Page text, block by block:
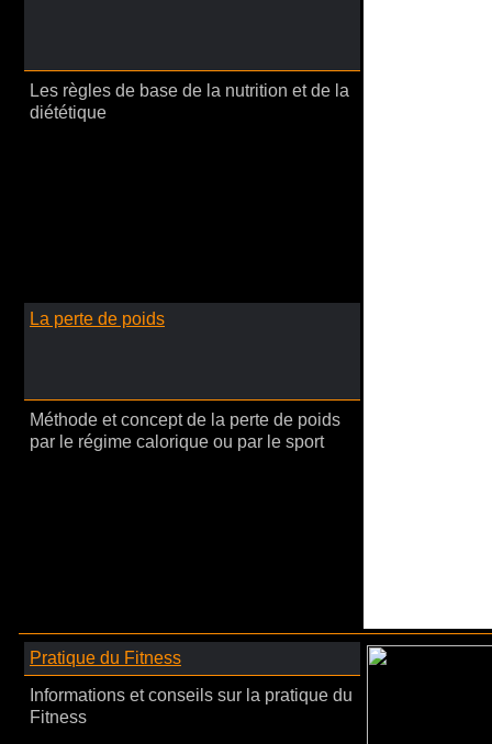
Les règles de base de la nutrition et de la
diététique
La perte de poids
Méthode et concept de la perte de poids
par le régime calorique ou par le sport
Pratique du Fitness
Informations et conseils sur la pratique du
Fitness